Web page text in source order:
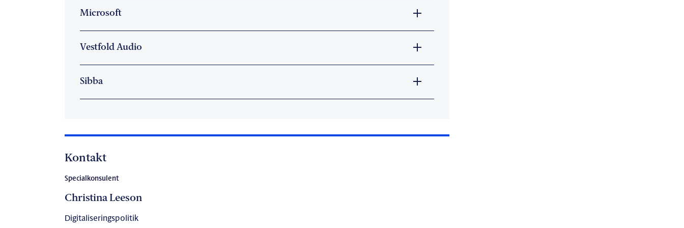
Microsoft
Vestfold Audio
Sibba
Kontakt
Specialkonsulent
Christina Leeson
Digitaliseringspolitik